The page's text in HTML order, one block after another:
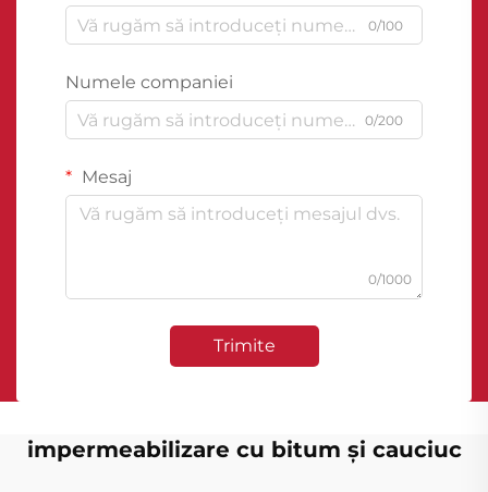
0/100
Numele companiei
0/200
Mesaj
0/1000
Trimite
impermeabilizare cu bitum și cauciuc